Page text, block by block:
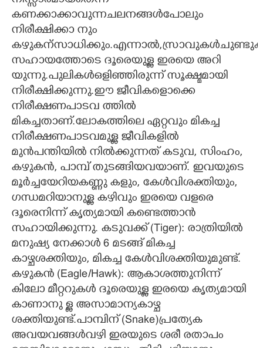
കണക്കാക്കാവുന്നചലനങ്ങൾപോലും
നിരീക്ഷിക്കാ നും
സഹായത്തോടെ ദൂരെയുള്ള ഇരയെ അറി
യുന്നു.പുലികൾഒളിഞ്ഞിരുന്ന് സൂക്ഷ്മമായി
നിരീക്ഷിക്കുന്നു.ഈ ജീവികളൊക്കെ
നിരീക്ഷണപാടവ ത്തിൽ
മികച്ചതാണ്.ലോകത്തിലെ ഏറ്റവും മികച്ച
നിരീക്ഷണപാടവമുള്ള ജീവികളിൽ
മുൻപന്തിയിൽ നിൽക്കുന്നത് കടുവ, സിംഹം,
കഴുകൻ, പാമ്പ് തുടങ്ങിയവയാണ്. ഇവയുടെ
മൂർച്ചയേറിയകണ്ണു കളും, കേൾവിശക്തിയും,
ഗന്ധമറിയാനുള്ള കഴിവും ഇരയെ വളരെ
ദൂരെനിന്ന് കൃത്യമായി കണ്ടെത്താൻ
സഹായിക്കുന്നു. കടുവക്ക് (Tiger): രാത്രിയിൽ
മനുഷ്യ നേക്കാൾ 6 മടങ്ങ് മികച്ച
കാഴ്ചശക്തിയും, മികച്ച കേൾവിശക്തിയുമുണ്ട്.
കഴുകൻ (Eagle/Hawk): ആകാശത്തുനിന്ന്
കിലോ മീറ്ററുകൾ ദൂരെയുള്ള ഇരയെ കൃത്യമായി
കാണാനു ള്ള അസാമാന്യകാഴ്ച
ശക്തിയുണ്ട്.പാമ്പിന് (Snake)പ്രത്യേക
അവയവങ്ങൾവഴി ഇരയുടെ ശരീ രതാപം